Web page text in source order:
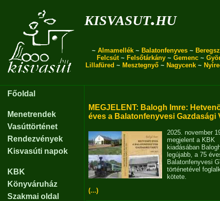
kisvasut.hu
~ Almamellék ~ Balatonfenyves ~
Felcsút~ Felsőtárkány ~ Gemenc ~
Lillafüred ~ Mesztegnyő ~ Nagycenk ~
Főoldal
Menetrendek
Vasúttörténet
Rendezvények
Kisvasúti napok
KBK
Könyváruház
Szakmai oldal
MEGJELENT: Balogh Imre:
éves a Balatonfenyvesi Gazdasági
2025. november
megjelent a KBK
kiadásában
legújabb, a 75
Balatonfenyvesi
történetével
kötete.
(...)